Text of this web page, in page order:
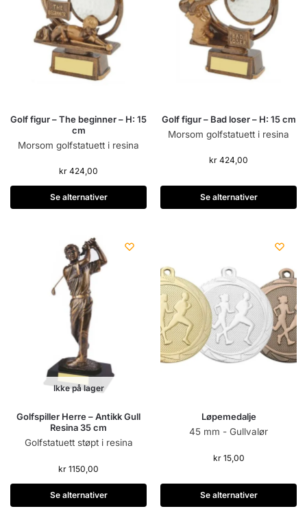
Golf figur – The beginner – H: 15
cm
Morsom golfstatuett i resina
kr 424,00
Se alternativer
Golf figur – Bad loser – H: 15 cm
Morsom golfstatuett i resina
kr 424,00
Se alternativer
Ikke på lager
Golfspiller Herre – Antikk Gull
Resina 35 cm
Golfstatuett støpt i resina
kr 1150,00
Se alternativer
Løpemedalje
45 mm - Gullvalør
kr15,00
Se alternativer